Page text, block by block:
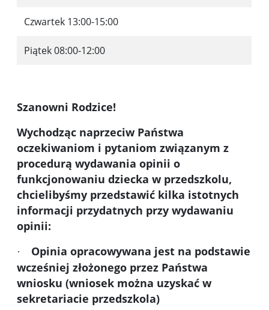
Czwartek 13:00-15:00
Piątek 08:00-12:00
Szanowni Rodzice!
Wychodząc naprzeciw Państwa
oczekiwaniom i pytaniom związanym z
procedurą wydawania opinii o
funkcjonowaniu dziecka w przedszkolu,
chcielibyśmy przedstawić kilka istotnych
informacji przydatnych przy wydawaniu
opinii:
·
Opinia opracowywana jest na podstawie
wcześniej złożonego przez Państwa
wniosku (wniosek można uzyskać w
sekretariacie przedszkola)